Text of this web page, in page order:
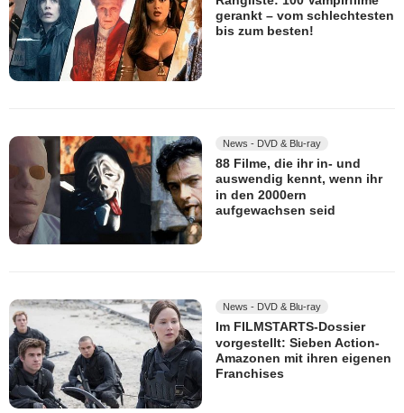
gerankt – vom schlechtesten
bis zum besten!
News - DVD & Blu-ray
88 Filme, die ihr in- und
auswendig kennt, wenn ihr
in den 2000ern
aufgewachsen seid
News - DVD & Blu-ray
Im FILMSTARTS-Dossier
vorgestellt: Sieben Action-
Amazonen mit ihren eigenen
Franchises